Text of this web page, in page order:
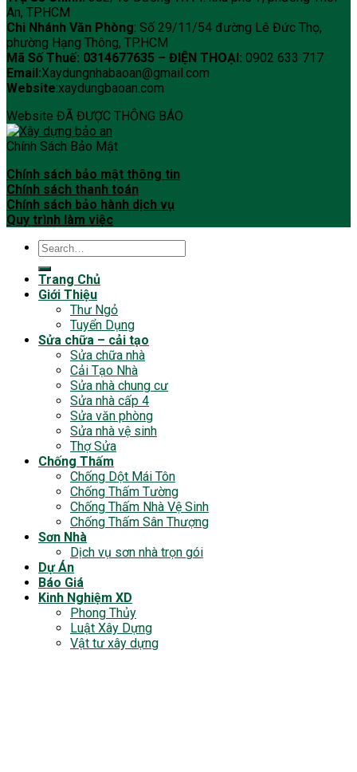
An, TP.HCM
Chi Nhánh Văn Phòng: Số 29/11/54 đường Lê Đức Thọ,
phường Hạng Thông, TP.HCM
Mã Số Thuế: 0314677635 – ĐIỆN THOẠI: 0902 633 717
Email:Xaydungnhabaoan@gmail.com
Website:xaydungbaoan.com
Website ĐÃ ĐƯỢC THÔNG BÁO
Chính Sách Bảo Mật
Chính sách bảo mật thông tin
Chính sách thanh toán
Chính sách bảo hành dịch vụ
Quy trình làm việc
Trang Chủ
Giới Thiệu
Thư Ngỏ
Tuyển Dụng
Sửa chữa – cải tạo
Sửa chữa nhà
Cải Tạo Nhà
Sửa nhà chung cư
Sửa nhà cấp 4
Sửa văn phòng
Sửa nhà vệ sinh
Thợ Sửa
Chống Thấm
Chống Dột Mái Tôn
Chống Thấm Tường
Chống Thấm Nhà Vệ Sinh
Chống Thấm Sân Thượng
Sơn Nhà
Dịch vụ sơn nhà trọn gói
Dự Án
Báo Giá
Kinh Nghiệm XD
Phong Thủy
Luật Xây Dựng
Vật tư xây dựng